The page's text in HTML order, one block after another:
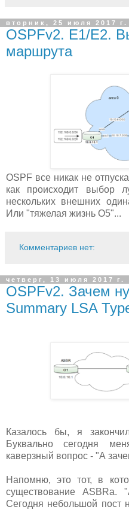
вторник, 25 июля 2017 г.
OSPFv2. E1/E2.
маршрута
OSPF все никак не
как происходит выбор
нескольких внешних
Или "тяжелая жизнь О5"...
Комментариев нет:
четверг, 13 июля 2017 г.
OSPFv2. Зачем
Summary LSA
Казалось бы, я
Буквально сегодня
каверзный вопрос - "А
Напомню, это тот, в
существование ASBRa.
Сегодня небольшой пост